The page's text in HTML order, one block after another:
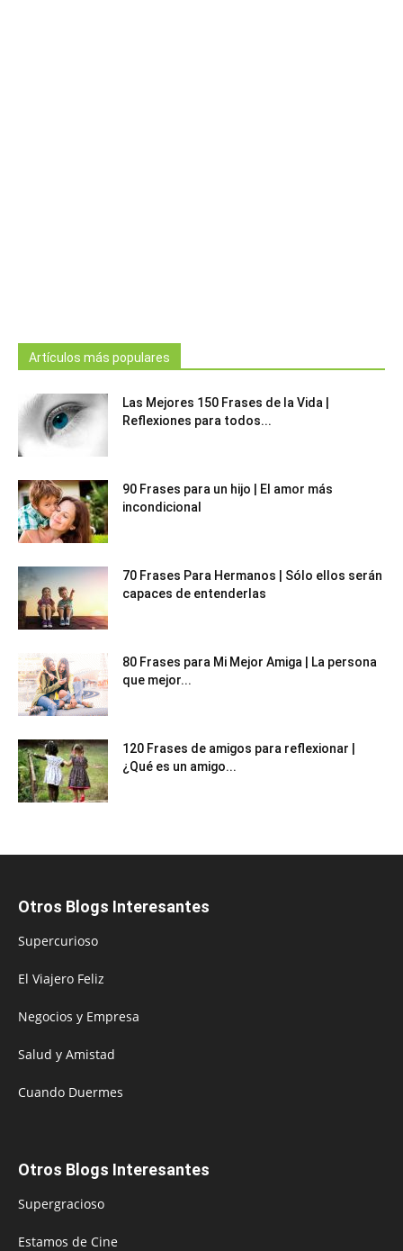
Artículos más populares
Las Mejores 150 Frases de la Vida |
Reflexiones para todos...
90 Frases para un hijo | El amor más
incondicional
70 Frases Para Hermanos | Sólo ellos serán
capaces de entenderlas
80 Frases para Mi Mejor Amiga | La persona
que mejor...
120 Frases de amigos para reflexionar |
¿Qué es un amigo...
Otros Blogs Interesantes
Supercurioso
El Viajero Feliz
Negocios y Empresa
Salud y Amistad
Cuando Duermes
Otros Blogs Interesantes
Supergracioso
Estamos de Cine